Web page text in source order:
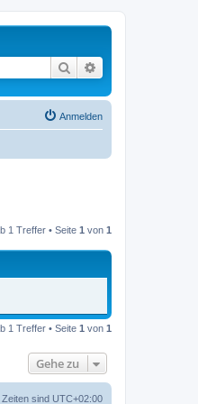
Suche
Anmelden
1 Treffer • Seite 1 von 1
1 Treffer • Seite 1 von 1
Gehe zu
Zeiten sind UTC+02:00